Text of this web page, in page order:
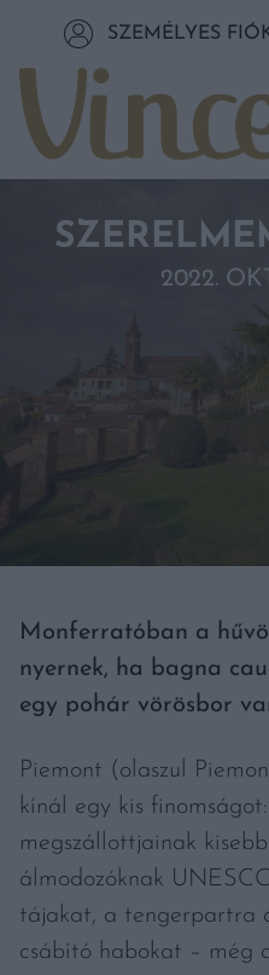
Tovább a tartalomhoz
SZEMÉLYES
2022.
Monferratóban a
nyernek, ha bagna
egy pohár vörösbor
Piemont (olaszul
kínál egy kis
megszállottjainak
álmodozóknak
tájakat, a tengerpartra
csábító habokat – még